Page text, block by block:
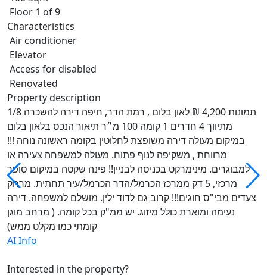
Floor 1 of 9
Characteristics
Air conditioner
Elevator
Access for disabled
Renovated
Property description
1/8 תמונות ‏4,200 ‏₪ לאון בלום , רמת הדר, חיפה דירה להשכרה
מתיווך 4 חדרים 1 קומה 100 מ״ר תיאור הנכס בלאון בלום
במיקום מעולה דירה משופצת לחלוטין בקומה ראשונה נוחה !!!
מרווחת , משקיפה לנוף פתוח. מעולה למשפחה צעירה או
למבוגרים. מינימרקט בכניסה לבניין!! פינה שקטה במיקום סופר
מרכזי, 5 דק ממרכז הכרמל/הדר הכרמל/עיר תחתית. מרחק
צעדים מבי"ס חוגים!!! קרוב גם לדוד ילין. מושלם למשפחה. דירה
נעימה ומוארת כולל מיזוג. יש ממ"ק בכל קומה. ( מרחב מוגן
קומתי כמו מקלט ממש)
AI Info
Interested in the property?